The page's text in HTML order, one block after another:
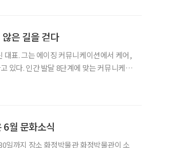
은 길을 걷다
표. 그는 에이징 커뮤니케이션에서 케어,
있다. 인간 발달 8단계에 맞는 커뮤니케이
6월 문화소식